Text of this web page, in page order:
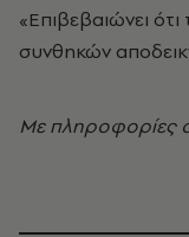
«Επιβεβαιώνει
συνθηκών
Με πληροφορίες